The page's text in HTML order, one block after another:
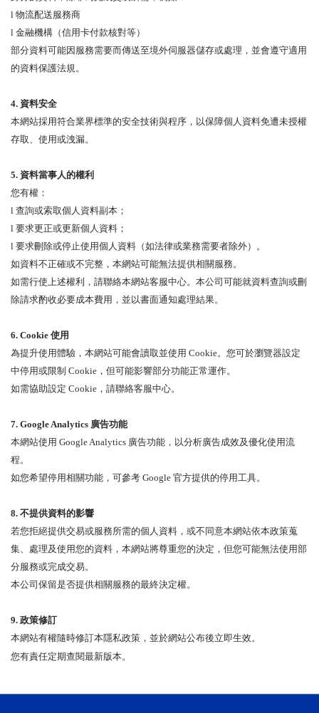
l 物流配送服務商
l 金融機構（信用卡付款核對等）
部分資料可能因服務需要而傳送至境外伺服器儲存或處理，並會遵守適用
的資料保護法規。
4. 資料安全
本網站採用符合業界標準的安全技術與程序，以保障個人資料免遭未授權
存取、使用或洩漏。
5. 資料當事人的權利
您有權：
l 查詢或索取個人資料副本；
l 要求更正或更新個人資料；
l 要求刪除或停止使用個人資料（如法律或業務需要者除外）。
如資料不正確或不完整，本網站可能無法提供相關服務。
如需行使上述權利，請聯絡本網站客服中心。本公司可能就資料查詢或刪
除請求酌收必要成本費用，並以書面通知處理結果。
6. Cookie 使用
為提升使用體驗，本網站可能會讀取並使用 Cookie。您可於瀏覽器設定
中停用或限制 Cookie，但可能影響部分功能正常運作。
如需協助設定 Cookie，請聯絡客服中心。
7. Google Analytics 廣告功能
本網站使用 Google Analytics 廣告功能，以分析廣告成效及優化使用流
程。
如您希望停用相關功能，可參考 Google 官方提供的停用工具。
8. 不提供資料的影響
若您拒絕提供交易或服務所需的個人資料，或不同意本網站依本政策蒐
集、處理及使用您的資料，本網站將尊重您的決定，但您可能無法使用部
分服務或完成交易。
本公司保留是否提供相關服務的最終決定權。
9. 政策修訂
本網站有權隨時修訂本隱私政策，並於網站公布後立即生效。
您有責任定期查閱最新版本。